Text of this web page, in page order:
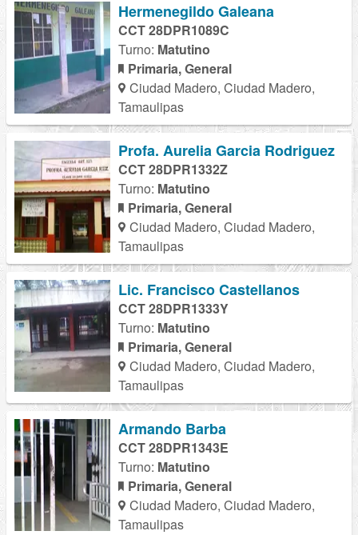
Hermenegildo Galeana
CCT 28DPR1089C
Turno: Matutino
Primaria, General
Ciudad Madero, Ciudad Madero,
Tamaulipas
Profa. Aurelia Garcia Rodriguez
CCT 28DPR1332Z
Turno: Matutino
Primaria, General
Ciudad Madero, Ciudad Madero,
Tamaulipas
Lic. Francisco Castellanos
CCT 28DPR1333Y
Turno: Matutino
Primaria, General
Ciudad Madero, Ciudad Madero,
Tamaulipas
Armando Barba
CCT 28DPR1343E
Turno: Matutino
Primaria, General
Ciudad Madero, Ciudad Madero,
Tamaulipas